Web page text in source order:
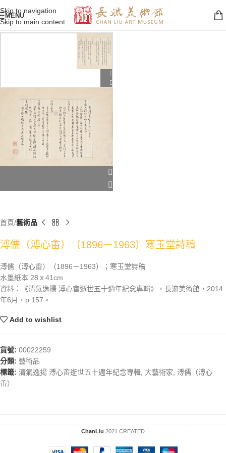
Skip to navigation
Skip to main content
MENU
首頁 藝術品
溥儒（溥心畬）（1896－1963）寒玉堂詩稿
溥儒（溥心畬）（1896－1963）；寒玉堂詩稿
水墨紙本 28ｘ41cm
資料：《清氣逸揚 溥心畬逝世五十週年紀念專輯》，長流美術館，2014
年6月，p.157。
Add to wishlist
貨號: 00022259
分類: 藝術品
標籤: 清氣逸揚 溥心畬逝世五十週年紀念專輯 大藝術家
溥儒（溥心
畬）
ChanLiu 2021 CREATED